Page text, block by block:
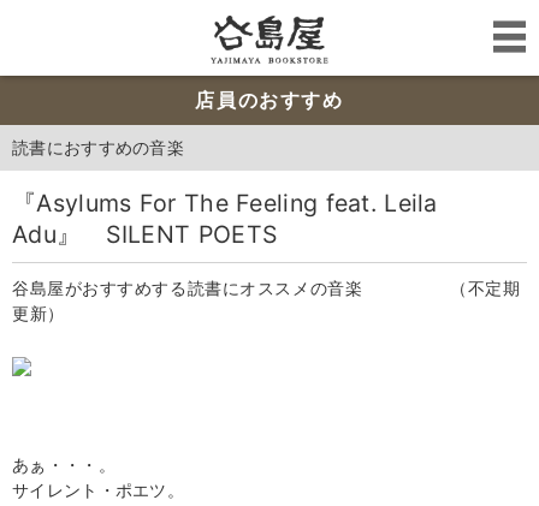
店員のおすすめ
読書におすすめの音楽
『Asylums For The Feeling feat. Leila
Adu』 SILENT POETS
谷島屋がおすすめする読書にオススメの音楽 （不定期
更新）
あぁ・・・。
サイレント・ポエツ。